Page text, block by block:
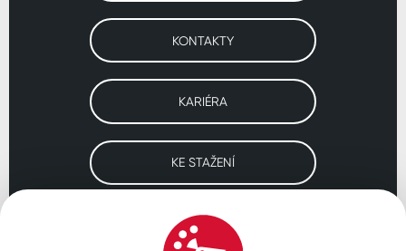
KONTAKTY
KARIÉRA
KE STAŽENÍ
Navštivte naše pobočky